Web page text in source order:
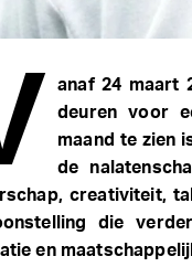
anaf 24 maart
deuren voor
maand te zien
de
creativiteit,
die
en